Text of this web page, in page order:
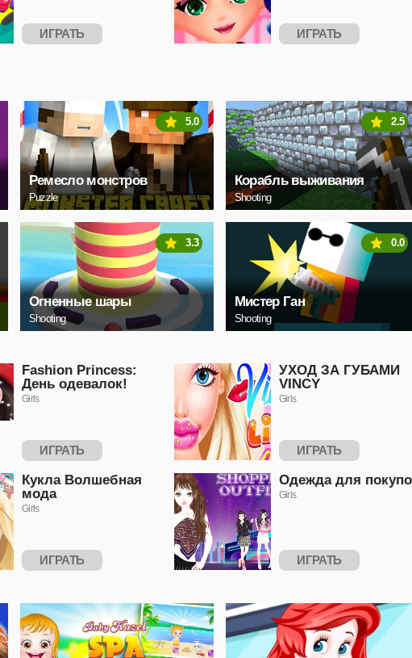
ИГРАТЬ ИГРАТЬ
Ремесло монстров
Puzzle
5.0
Корабль выживания
Shooting
2.5
Огненные шары
Shooting
3.3
Мистер Ган
Shooting
0.0
Fashion Princess:
День одевалок!
Girls
ИГРАТЬ
УХОД ЗА ГУБАМИ
VINCY
Girls
ИГРАТЬ
Кукла Волшебная
мода
Girls
ИГРАТЬ
Одежда для
Girls
ИГРАТЬ